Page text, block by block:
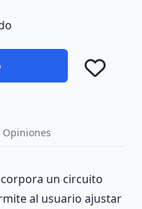
Opiniones
un circuito
al usuario ajustar